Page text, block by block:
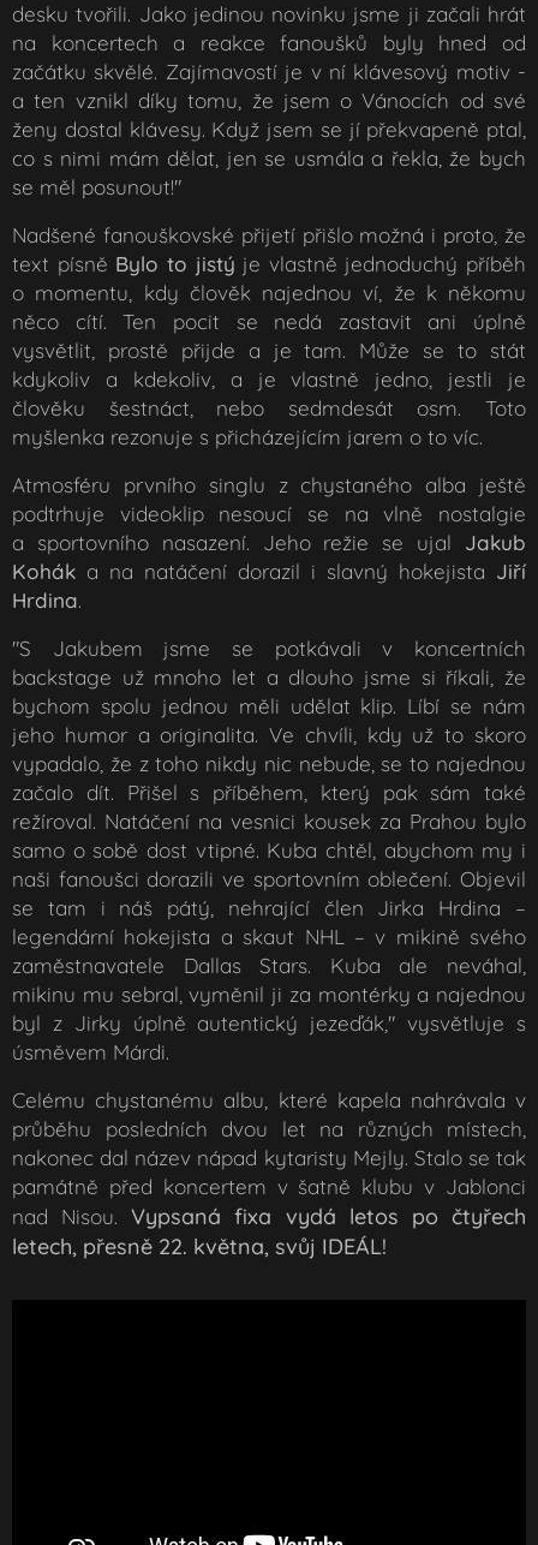
desku tvořili. Jako jedinou novinku jsme ji začali hrát
na koncertech a reakce fanoušků byly hned od
začátku skvělé. Zajímavostí je v ní klávesový motiv -
a ten vznikl díky tomu, že jsem o Vánocích od své
ženy dostal klávesy. Když jsem se jí překvapeně ptal,
co s nimi mám dělat, jen se usmála a řekla, že bych
se měl posunout!"
Nadšené fanouškovské přijetí přišlo možná i proto, že
text písně Bylo to jistý je vlastně jednoduchý příběh
o momentu, kdy člověk najednou ví, že k někomu
něco cítí. Ten pocit se nedá zastavit ani úplně
vysvětlit, prostě přijde a je tam. Může se to stát
kdykoliv a kdekoliv, a je vlastně jedno, jestli je
člověku šestnáct, nebo sedmdesát osm. Toto
myšlenka rezonuje s přicházejícím jarem o to víc.
Atmosféru prvního singlu z chystaného alba ještě
podtrhuje videoklip nesoucí se na vlně nostalgie
a sportovního nasazení. Jeho režie se ujal Jakub
Kohák a na natáčení dorazil i slavný hokejista Jiří
Hrdina.
"S Jakubem jsme se potkávali v koncertních
backstage už mnoho let a dlouho jsme si říkali, že
bychom spolu jednou měli udělat klip. Líbí se nám
jeho humor a originalita. Ve chvíli, kdy už to skoro
vypadalo, že z toho nikdy nic nebude, se to najednou
začalo dít. Přišel s příběhem, který pak sám také
režíroval. Natáčení na vesnici kousek za Prahou bylo
samo o sobě dost vtipné. Kuba chtěl, abychom my i
naši fanoušci dorazili ve sportovním oblečení. Objevil
se tam i náš pátý, nehrající člen Jirka Hrdina –
legendární hokejista a skaut NHL – v mikině svého
zaměstnavatele Dallas Stars. Kuba ale neváhal,
mikinu mu sebral, vyměnil ji za montérky a najednou
byl z Jirky úplně autentický jezeďák," vysvětluje s
úsměvem Márdi.
Celému chystanému albu, které kapela nahrávala v
průběhu posledních dvou let na různých místech,
nakonec dal název nápad kytaristy Mejly. Stalo se tak
památně před koncertem v šatně klubu v Jablonci
nad Nisou.Vypsaná fixa vydá letos po čtyřech
letech, přesně 22. května, svůj IDEÁL!